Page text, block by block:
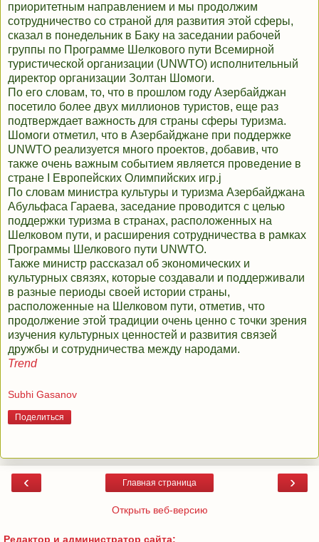
приоритетным направлением и мы продолжим
сотрудничество со страной для развития этой сферы,
сказал в понедельник в Баку на заседании рабочей
группы по Программе Шелкового пути Всемирной
туристической организации (UNWTO) исполнительный
директор организации Золтан Шомоги.
По его словам, то, что в прошлом году Азербайджан
посетило более двух миллионов туристов, еще раз
подтверждает важность для страны сферы туризма.
Шомоги отметил, что в Азербайджане при поддержке
UNWTO реализуется много проектов, добавив, что
также очень важным событием является проведение в
стране I Европейских Олимпийских игр.j
По словам министра культуры и туризма Азербайджана
Абульфаса Гараева, заседание проводится с целью
поддержки туризма в странах, расположенных на
Шелковом пути, и расширения сотрудничества в рамках
Программы Шелкового пути UNWTO.
Также министр рассказал об экономических и
культурных связях, которые создавали и поддерживали
в разные периоды своей истории страны,
расположенные на Шелковом пути, отметив, что
продолжение этой традиции очень ценно с точки зрения
изучения культурных ценностей и развития связей
дружбы и сотрудничества между народами.
Trend
Subhi Gasanov
Поделиться
‹ ›
Главная страница
Открыть веб-версию
Редактор и администратор сайта: